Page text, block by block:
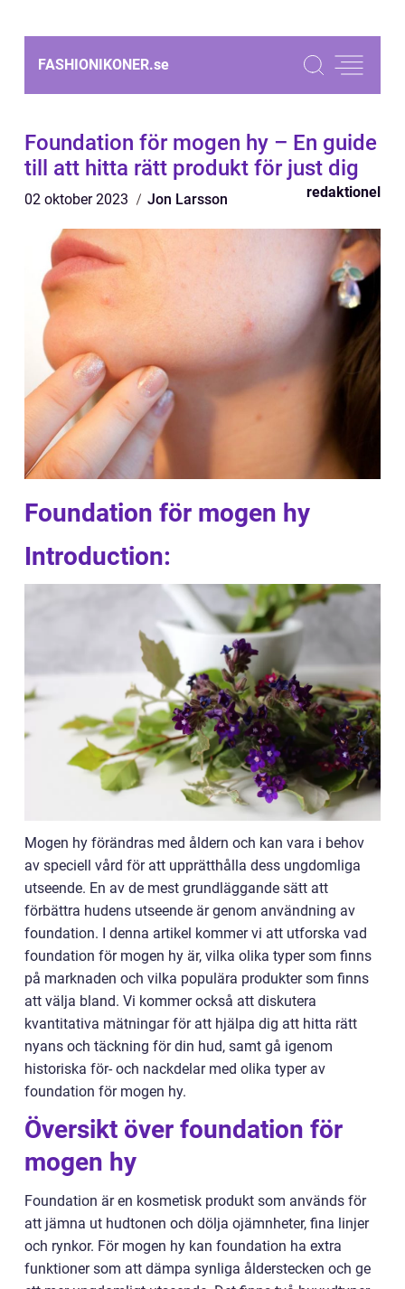
FASHIONIKONER.se
Foundation för mogen hy – En guide
till att hitta rätt produkt för just dig
02 oktober 2023 Jon Larsson redaktionel
Foundation för mogen hy
Introduction:
Mogen hy förändras med åldern och kan vara i behov
av speciell vård för att upprätthålla dess ungdomliga
utseende. En av de mest grundläggande sätt att
förbättra hudens utseende är genom användning av
foundation. I denna artikel kommer vi att utforska vad
foundation för mogen hy är, vilka olika typer som finns
på marknaden och vilka populära produkter som finns
att välja bland. Vi kommer också att diskutera
kvantitativa mätningar för att hjälpa dig att hitta rätt
nyans och täckning för din hud, samt gå igenom
historiska för- och nackdelar med olika typer av
foundation för mogen hy.
Översikt över foundation för
mogen hy
Foundation är en kosmetisk produkt som används för
att jämna ut hudtonen och dölja ojämnheter, fina linjer
och rynkor. För mogen hy kan foundation ha extra
funktioner som att dämpa synliga ålderstecken och ge